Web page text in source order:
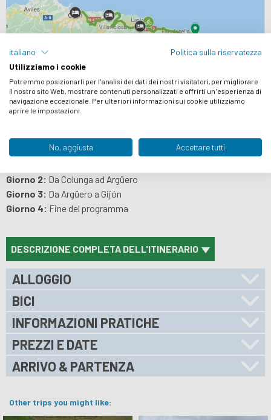
ITINERARIO
Giorno 2: Da Colunga ad Argüero
Giorno 3: Da Argüero a Gijón
Giorno 4: Fine del programma
DESCRIZIONE COMPLETA DELL'ITINERARIO
ALLOGGIO
BICI
INFORMAZIONI PRATICHE
PREZZI E DATE
ARRIVO & PARTENZA
Other trips you might like:
italiano
Politica sulla riservatezza
Utilizziamo i cookie
Potremmo posizionarli per l'analisi dei dati dei nostri visitatori, per migliorare
il nostro sito Web, mostrare contenuti personalizzati e offrirti un'esperienza di
navigazione eccezionale. Per ulteriori informazioni sui cookie utilizziamo
aprire le impostazioni.
No, aggiusta Accettare tutti